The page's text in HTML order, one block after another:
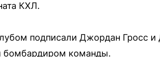
КХЛ.
подписали Джордан Гросс
бомбардиром команды.